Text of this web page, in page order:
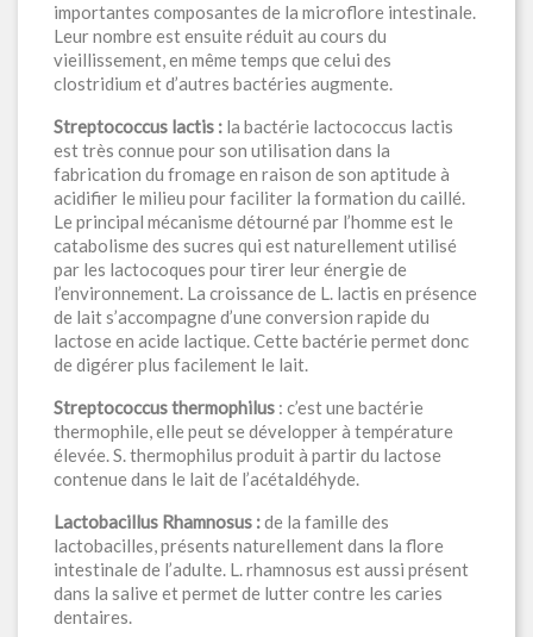
importantes composantes de la microflore intestinale.
Leur nombre est ensuite réduit au cours du
vieillissement, en même temps que celui des
clostridium et d’autres bactéries augmente.
Streptococcus lactis : la bactérie lactococcus lactis
est très connue pour son utilisation dans la
fabrication du fromage en raison de son aptitude à
acidifier le milieu pour faciliter la formation du caillé.
Le principal mécanisme détourné par l’homme est le
catabolisme des sucres qui est naturellement utilisé
par les lactocoques pour tirer leur énergie de
l’environnement. La croissance de L. lactis en présence
de lait s’accompagne d’une conversion rapide du
lactose en acide lactique. Cette bactérie permet donc
de digérer plus facilement le lait.
Streptococcus thermophilus : c’est une bactérie
thermophile, elle peut se développer à température
élevée. S. thermophilus produit à partir du lactose
contenue dans le lait de l’acétaldéhyde.
Lactobacillus Rhamnosus :de la famille des
lactobacilles, présents naturellement dans la flore
intestinale de l’adulte. L. rhamnosus est aussi présent
dans la salive et permet de lutter contre les caries
dentaires.